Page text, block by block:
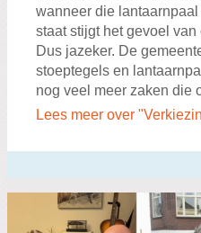
wanneer die
staat stijgt het gevoel
Dus jazeker. De
stoeptegels en
nog veel meer zaken die
Lees meer over